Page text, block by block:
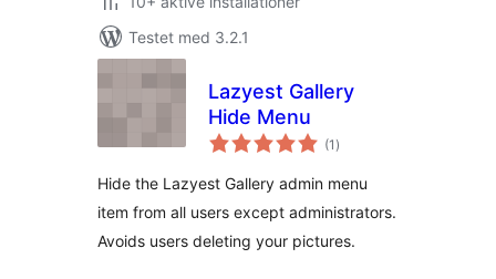
Testet med 3.2.1
Lazyest Gallery
Hide Menu
(1 totale
bedømmelser
)
Hide the Lazyest Gallery admin menu
item from all users except administrators.
Avoids users deleting your pictures.